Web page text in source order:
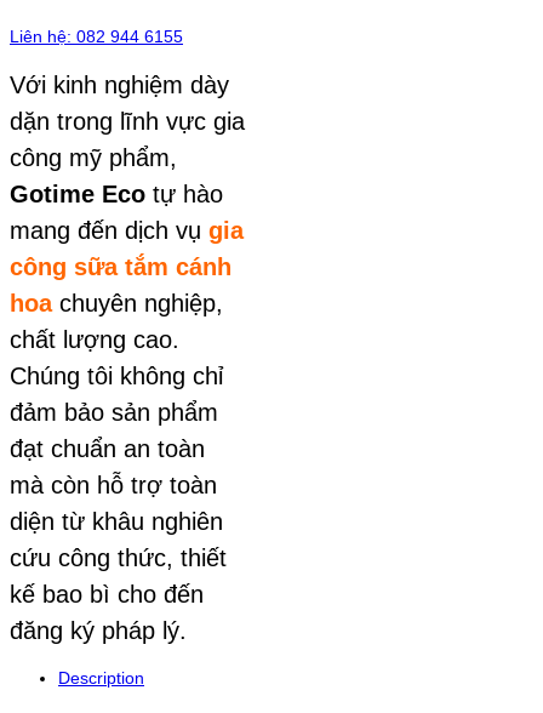
Liên hệ: 082 944 6155
Với kinh nghiệm dày
dặn trong lĩnh vực gia
công mỹ phẩm,
Gotime Eco tự hào
mang đến dịch vụ gia
công sữa tắm cánh
hoachuyên nghiệp,
chất lượng cao.
Chúng tôi không chỉ
đảm bảo sản phẩm
đạt chuẩn an toàn
mà còn hỗ trợ toàn
diện từ khâu nghiên
cứu công thức, thiết
kế bao bì cho đến
đăng ký pháp lý.
Description